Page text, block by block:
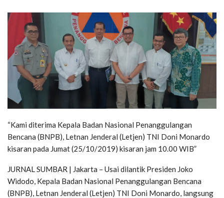
“Kami diterima Kepala Badan Nasional Penanggulangan
Bencana (BNPB), Letnan Jenderal (Letjen) TNI Doni Monardo
kisaran pada Jumat (25/10/2019) kisaran jam 10.00 WIB”
JURNAL SUMBAR | Jakarta – Usai dilantik Presiden Joko
Widodo, Kepala Badan Nasional Penanggulangan Bencana
(BNPB), Letnan Jenderal (Letjen) TNI Doni Monardo, langsung